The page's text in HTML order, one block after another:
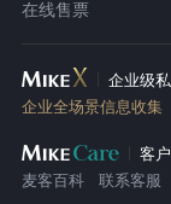
在线售票
企业级
企业全场景信息收集
客
麦客百科
联系客服